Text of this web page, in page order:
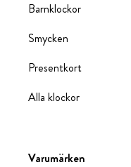
Barnklockor
Smycken
Presentkort
Alla klockor
Varumärken